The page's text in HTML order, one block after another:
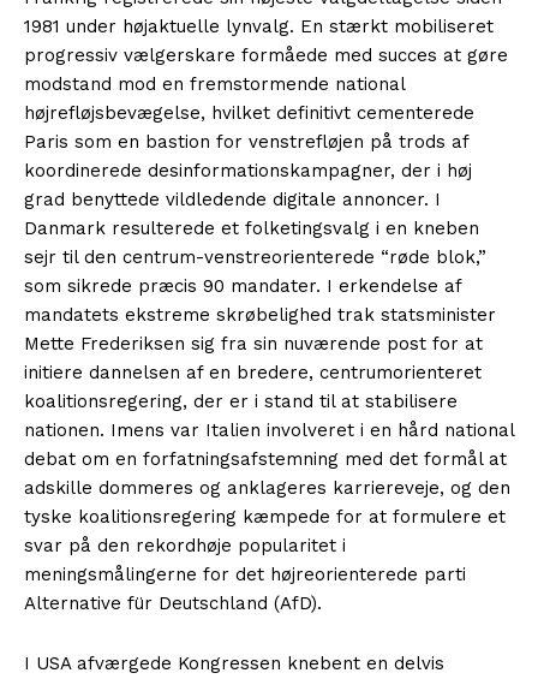
1981 under højaktuelle lynvalg. En stærkt mobiliseret
progressiv vælgerskare formåede med succes at gøre
modstand mod en fremstormende national
højrefløjsbevægelse, hvilket definitivt cementerede
Paris som en bastion for venstrefløjen på trods af
koordinerede desinformationskampagner, der i høj
grad benyttede vildledende digitale annoncer. I
Danmark resulterede et folketingsvalg i en kneben
sejr til den centrum-venstreorienterede “røde blok,”
som sikrede præcis 90 mandater. I erkendelse af
mandatets ekstreme skrøbelighed trak statsminister
Mette Frederiksen sig fra sin nuværende post for at
initiere dannelsen af en bredere, centrumorienteret
koalitionsregering, der er i stand til at stabilisere
nationen. Imens var Italien involveret i en hård national
debat om en forfatningsafstemning med det formål at
adskille dommeres og anklageres karriereveje, og den
tyske koalitionsregering kæmpede for at formulere et
svar på den rekordhøje popularitet i
meningsmålingerne for det højreorienterede parti
Alternative für Deutschland (AfD).
I USA afværgede Kongressen knebent en delvis